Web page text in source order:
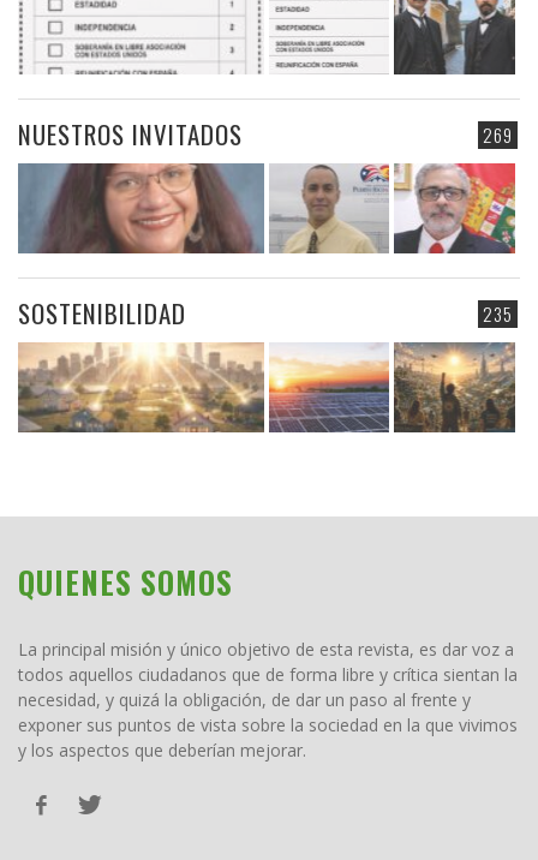
269
NUESTROS INVITADOS
235
SOSTENIBILIDAD
QUIENES SOMOS
La principal misión y único objetivo de esta revista, es dar voz a
todos aquellos ciudadanos que de forma libre y crítica sientan la
necesidad, y quizá la obligación, de dar un paso al frente y
exponer sus puntos de vista sobre la sociedad en la que vivimos
y los aspectos que deberían mejorar.